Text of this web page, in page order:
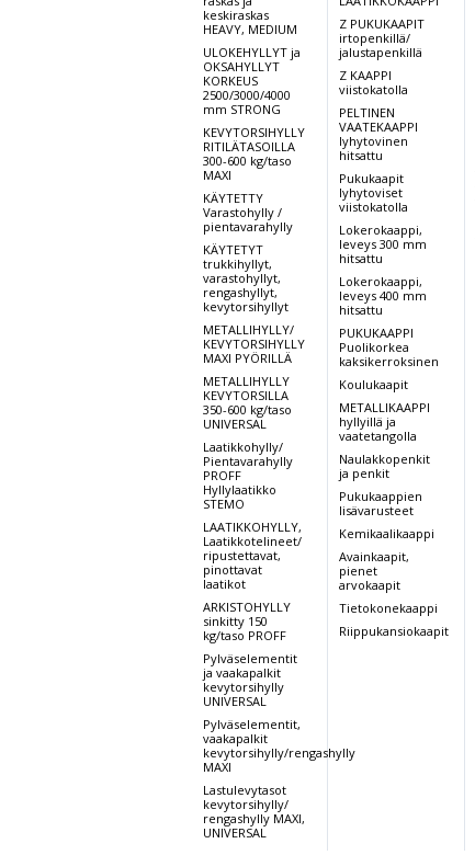
keskiraskas
HEAVY, MEDIUM
ULOKEHYLLYT ja
OKSAHYLLYT
KORKEUS
2500/3000/4000
mm STRONG
KEVYTORSIHYLLY
RITILÄTASOILLA
300-600 kg/taso
MAXI
KÄYTETTY
Varastohylly /
pientavarahylly
KÄYTETYT
trukkihyllyt,
varastohyllyt,
rengashyllyt,
kevytorsihyllyt
METALLIHYLLY/
KEVYTORSIHYLLY
MAXI PYÖRILLÄ
METALLIHYLLY
KEVYTORSILLA
350-600 kg/taso
UNIVERSAL
Laatikkohylly/
Pientavarahylly
PROFF
Hyllylaatikko
STEMO
LAATIKKOHYLLY,
Laatikkotelineet/
ripustettavat,
pinottavat
laatikot
ARKISTOHYLLY
sinkitty 150
kg/taso PROFF
Pylväselementit
ja vaakapalkit
kevytorsihylly
UNIVERSAL
Pylväselementit,
vaakapalkit
kevytorsihylly/rengashylly
MAXI
Lastulevytasot
kevytorsihylly/
rengashylly MAXI,
UNIVERSAL
Z PUKUKAAPIT
irtopenkillä/
jalustapenkillä
Z KAAPPI
viistokatolla
PELTINEN
VAATEKAAPPI
lyhytovinen
hitsattu
Pukukaapit
lyhytoviset
viistokatolla
Lokerokaappi,
leveys 300 mm
hitsattu
Lokerokaappi,
leveys 400 mm
hitsattu
PUKUKAAPPI
Puolikorkea
kaksikerroksinen
Koulukaapit
METALLIKAAPPI
hyllyillä ja
vaatetangolla
Naulakkopenkit
ja penkit
Pukukaappien
lisävarusteet
Kemikaalikaappi
Avainkaapit,
pienet
arvokaapit
Tietokonekaappi
Riippukansiokaapit